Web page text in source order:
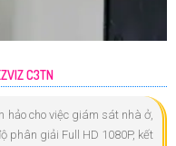
C3TN
hảo cho việc giám sát nhà ở,
phân giải Full HD 1080P, kết